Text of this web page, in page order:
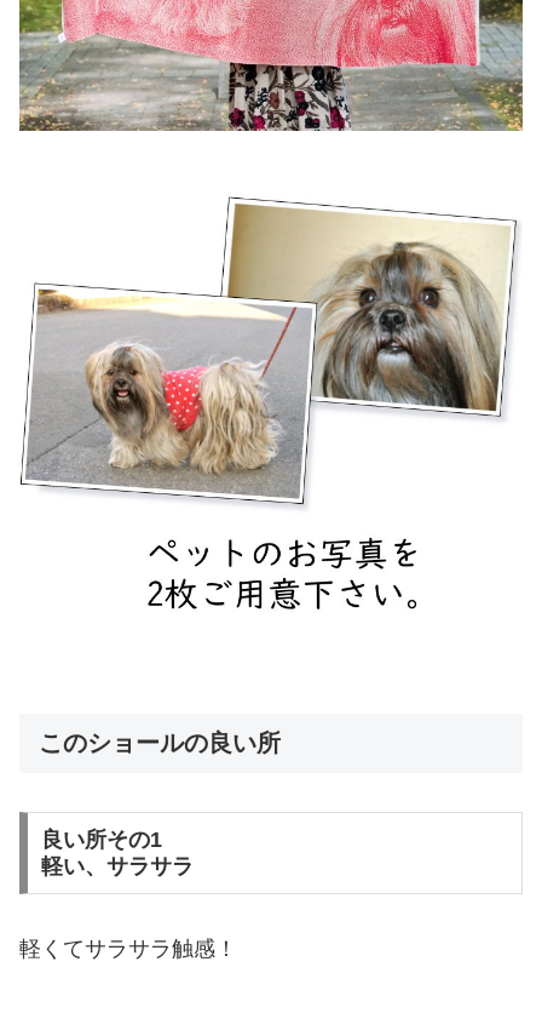
このショールの良い所
良い所その1
軽い、サラサラ
軽くてサラサラ触感！